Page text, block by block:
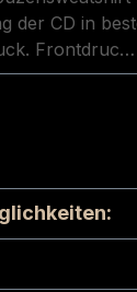
der CD in
Frontdruc…